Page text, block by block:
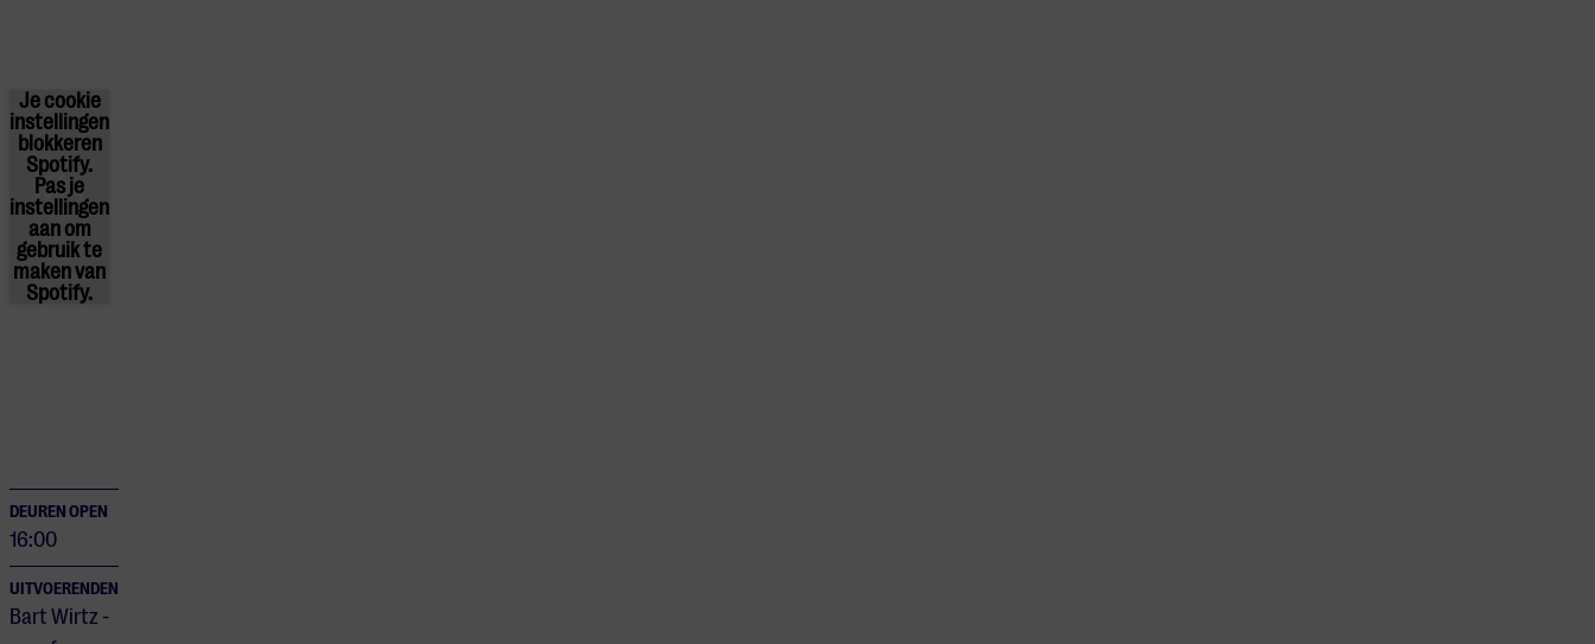
Je cookie
instellingen
blokkeren
Spotify.
Pas je
instellingen
aan om
gebruik te
maken van
Spotify.
DEUREN OPEN
16:00
UITVOERENDEN
Bart Wirtz -